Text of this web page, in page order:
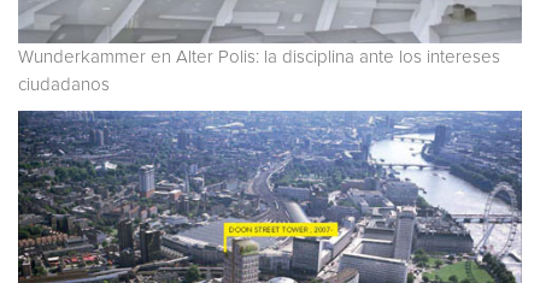
Wunderkammer en Alter Polis: la disciplina ante los intereses
ciudadanos